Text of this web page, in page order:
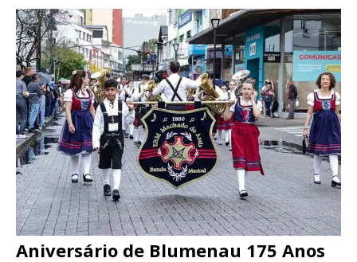
Aniversário de Blumenau 175 Anos